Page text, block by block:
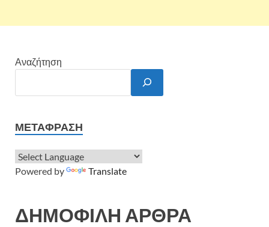
Αναζήτηση
ΜΕΤΆΦΡΑΣΗ
Powered by Translate
ΔΗΜΟΦΙΛΗ ΑΡΘΡΑ